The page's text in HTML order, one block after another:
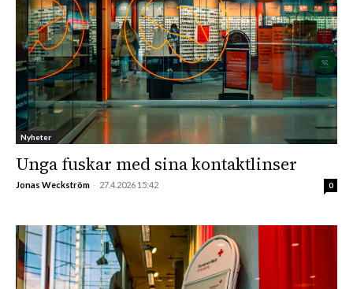
Nyheter
Unga fuskar med sina kontaktlinser
Jonas Weckström - 27.4.2026 15:42 0